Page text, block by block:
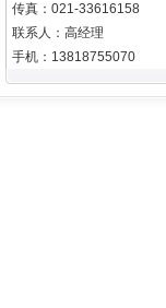
传真：021-33616158
联系人：高经理
手机：13818755070